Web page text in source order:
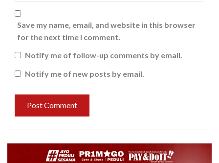
Save my name, email, and website in this browser
for the next time I comment.
Notify me of follow-up comments by email.
Notify me of new posts by email.